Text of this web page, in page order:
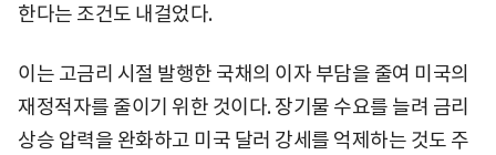
한다는 조건도 내걸었다.
이는 고금리 시절 발행한 국채의 이자 부담을 줄여 미국의
재정적자를 줄이기 위한 것이다. 장기물 수요를 늘려 금리
상승 압력을 완화하고 미국 달러 강세를 억제하는 것도 주